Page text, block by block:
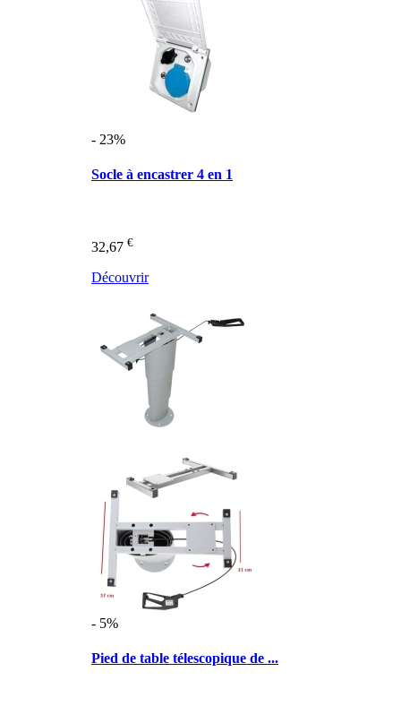
- 23%
Socle à encastrer 4 en 1
32,67 €
Découvrir
- 5%
Pied de table télescopique de ...